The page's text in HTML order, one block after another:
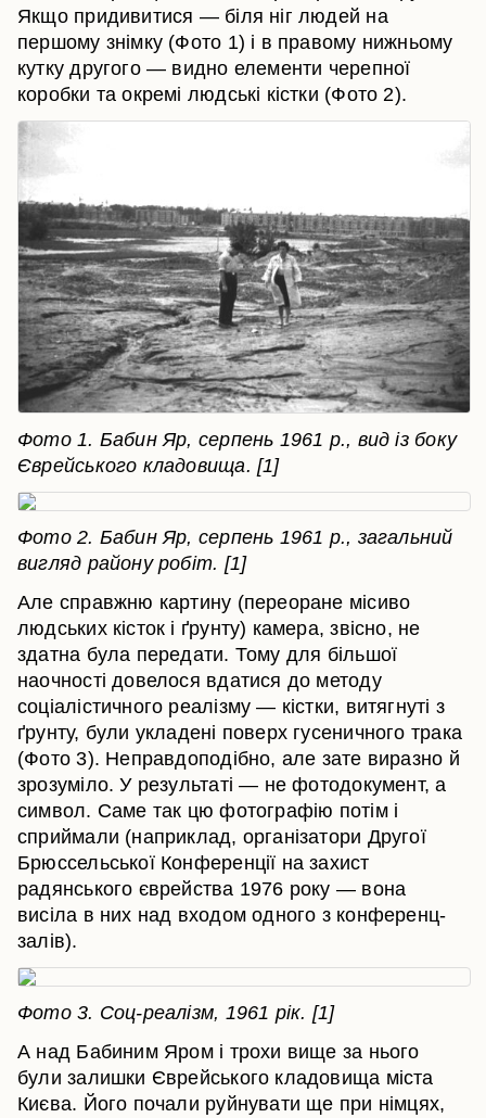
Якщо придивитися — біля ніг людей на
першому знімку (Фото 1) і в правому нижньому
кутку другого — видно елементи черепної
коробки та окремі людські кістки (Фото 2).
Фото 1. Бабин Яр, серпень 1961 р., вид із боку
Єврейського кладовища. [1]
Фото 2. Бабин Яр, серпень 1961 р., загальний
вигляд району робіт. [1]
Але справжню картину (переоране місиво
людських кісток і ґрунту) камера, звісно, не
здатна була передати. Тому для більшої
наочності довелося вдатися до методу
соціалістичного реалізму — кістки, витягнуті з
ґрунту, були укладені поверх гусеничного трака
(Фото 3). Неправдоподібно, але зате виразно й
зрозуміло. У результаті — не фотодокумент, а
символ. Саме так цю фотографію потім і
сприймали (наприклад, організатори Другої
Брюссельської Конференції на захист
радянського єврейства 1976 року — вона
висіла в них над входом одного з конференц-
залів).
Фото 3. Соц-реалізм, 1961 рік. [1]
А над Бабиним Яром і трохи вище за нього
були залишки Єврейського кладовища міста
Києва. Його почали руйнувати ще при німцях,